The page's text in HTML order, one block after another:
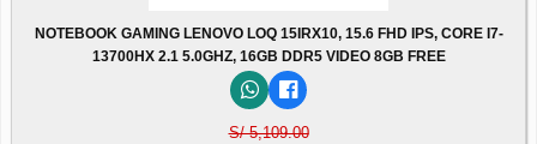
NOTEBOOK GAMING LENOVO LOQ 15IRX10, 15.6 FHD IPS, CORE I7-
13700HX 2.1 5.0GHZ, 16GB DDR5 VIDEO 8GB FREE
S/ 5,109.00